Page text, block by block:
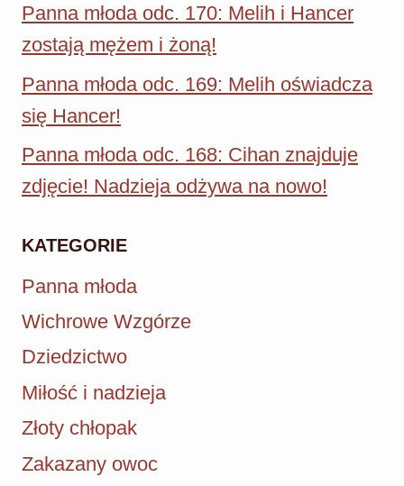
Panna młoda odc. 170: Melih i Hancer
zostają mężem i żoną!
Panna młoda odc. 169: Melih oświadcza
się Hancer!
Panna młoda odc. 168: Cihan znajduje
zdjęcie! Nadzieja odżywa na nowo!
KATEGORIE
Panna młoda
Wichrowe Wzgórze
Dziedzictwo
Miłość i nadzieja
Złoty chłopak
Zakazany owoc